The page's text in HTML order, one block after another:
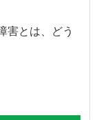
害とは、どう